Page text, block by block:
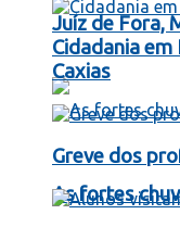
Juíz de Fora,
As fortes
Cidadania
Caxias
Greve dos